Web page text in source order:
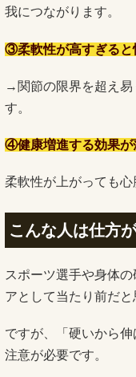
我につながります。
③柔軟性が高すぎると
→関節の限界を超え易
す。
④健康増進する効果が
柔軟性が上がっても心
こんな人は仕方
スポーツ選手や身体
アとして当たり前だと
ですが、「硬いから
注意が必要です。